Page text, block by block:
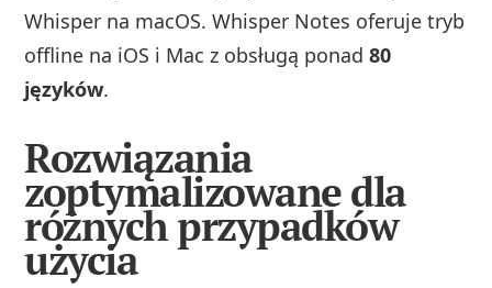
Whisper na macOS. Whisper Notes oferuje tryb
offline na iOS i Mac z obsługą ponad80
języków.
Rozwiązania
zoptymalizowane dla
różnych przypadków
użycia